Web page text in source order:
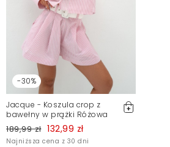
-30%
Jacque - Koszula crop z
bawełny w prążki Różowa
189,99 zł 132,99 zł
Najniższa cena z 30 dni